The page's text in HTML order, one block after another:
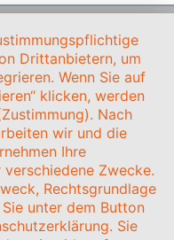
Drittanbietern, um
Wenn Sie auf
klicken, werden
Nach
wir und die
Ihre
Zwecke.
Rechtsgrundlage
unter dem Button
Sie